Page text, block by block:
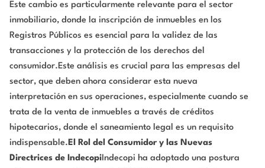
Este cambio es particularmente relevante para el sector
inmobiliario, donde la inscripción de inmuebles en los
Registros Públicos es esencial para la validez de las
transacciones y la protección de los derechos del
consumidor.Este análisis es crucial para las empresas del
sector, que deben ahora considerar esta nueva
interpretación en sus operaciones, especialmente cuando se
trata de la venta de inmuebles a través de créditos
hipotecarios, donde el saneamiento legal es un requisito
indispensable.El Rol del Consumidor y las Nuevas
Directrices de IndecopiIndecopi ha adoptado una postura